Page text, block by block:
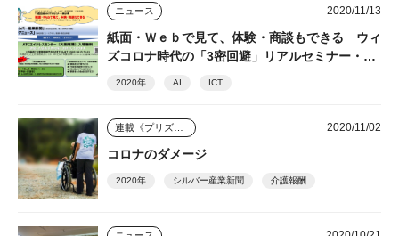
ニュース 2020/11/13
紙面・Ｗｅｂで見て、体験・商談もできる ウィ
ズコロナ時代の「3密回避」リアルセミナー・展
2020年 AI ICT
2020/11/02
コロナのダメージ
2020年 シルバー産業新聞 介護報酬